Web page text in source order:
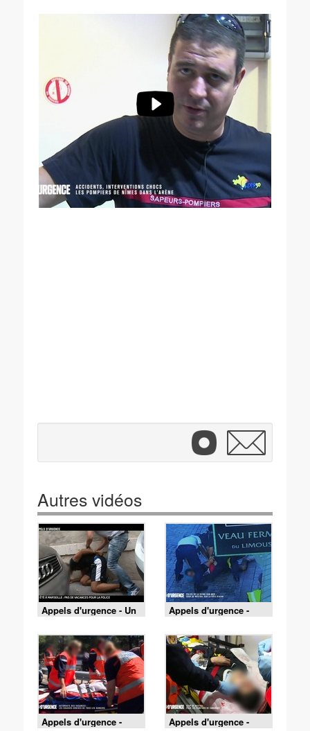
Autres vidéos
Appels d'urgence - Un
été à Marseille : pas de
vacances pour la
police
Appels d'urgence -
Police de la Seyne-sur-
mer : coup de mistral
sur la côte d'azur
Appels d'urgence - Appels d'urgence -